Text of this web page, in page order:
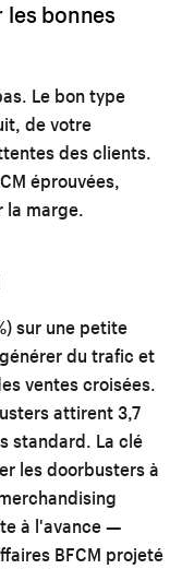
bonnes
Le bon type
de votre
des clients.
éprouvées,
la marge.
sur une petite
du trafic et
ventes croisées.
attirent 3,7
standard. La clé
les doorbusters à
à l'avance —
BFCM projeté